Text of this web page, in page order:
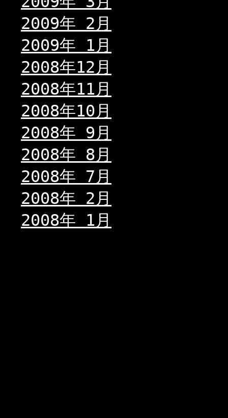
2009年 2月
2009年 1月
2008年12月
2008年11月
2008年10月
2008年 9月
2008年 8月
2008年 7月
2008年 2月
2008年 1月